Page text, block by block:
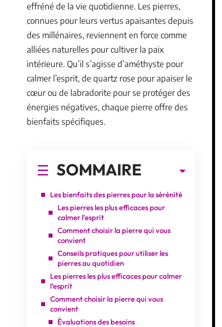
effréné de la vie quotidienne. Les pierres,
connues pour leurs vertus apaisantes depuis
des millénaires, reviennent en force comme
alliées naturelles pour cultiver la paix
intérieure. Qu’il s’agisse d’améthyste pour
calmer l’esprit, de quartz rose pour apaiser le
cœur ou de labradorite pour se protéger des
énergies négatives, chaque pierre offre des
bienfaits spécifiques.
SOMMAIRE
Les bienfaits des pierres pour la sérénité
Les pierres les plus efficaces pour
calmer l’esprit
Comment choisir la pierre qui vous
convient
Conseils pratiques pour utiliser les
pierres au quotidien
Les pierres les plus efficaces pour calmer
l’esprit
Comment choisir la pierre qui vous
convient
Évaluations des besoins